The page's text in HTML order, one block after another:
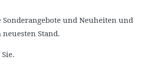
Sonderangebote und Neuheiten und
Stand.